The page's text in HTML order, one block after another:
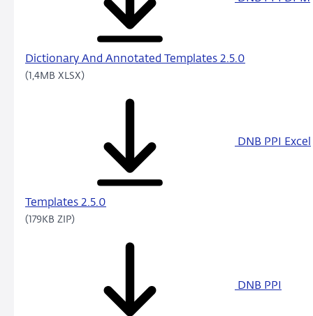
Dictionary And Annotated Templates 2.5.0
(1,4MB XLSX)
DNB PPI Excel
Templates 2.5.0
(179KB ZIP)
DNB PPI